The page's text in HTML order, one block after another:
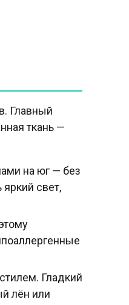
Главный
ткань —
на юг — без
свет,
Гладкий
лён или